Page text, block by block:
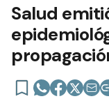
Salud